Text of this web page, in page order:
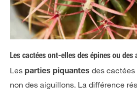
Les cactées ont-elles des épines ou des
Les parties piquantes des cactées
non des aiguillons. La différence